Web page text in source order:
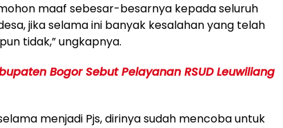
maaf sebesar-besarnya kepada seluruh
jika selama ini banyak kesalahan yang telah
tidak,” ungkapnya.
Bogor Sebut Pelayanan RSUD Leuwiliang
menjadi Pjs, dirinya sudah mencoba untuk